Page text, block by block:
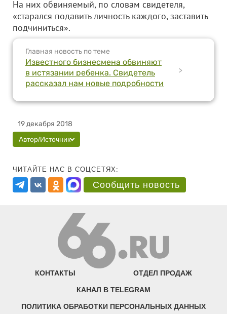
На них обвиняемый, по словам свидетеля,
«старался подавить личность каждого, заставить
подчиниться».
Главная новость по теме
Известного бизнесмена обвиняют
в истязании ребенка. Свидетель
рассказал нам новые подробности
>
19 декабря 2018
Автор/Источник
ЧИТАЙТЕ НАС В СОЦСЕТЯХ:
Сообщить новость
КОНТАКТЫ ОТДЕЛ ПРОДАЖ
КАНАЛ В TELEGRAM
ПОЛИТИКА ОБРАБОТКИ ПЕРСОНАЛЬНЫХ ДАННЫХ